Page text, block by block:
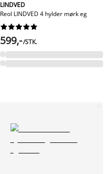
LINDVED
Reol LINDVED 4 hylder mørk eg






599,-/STK.